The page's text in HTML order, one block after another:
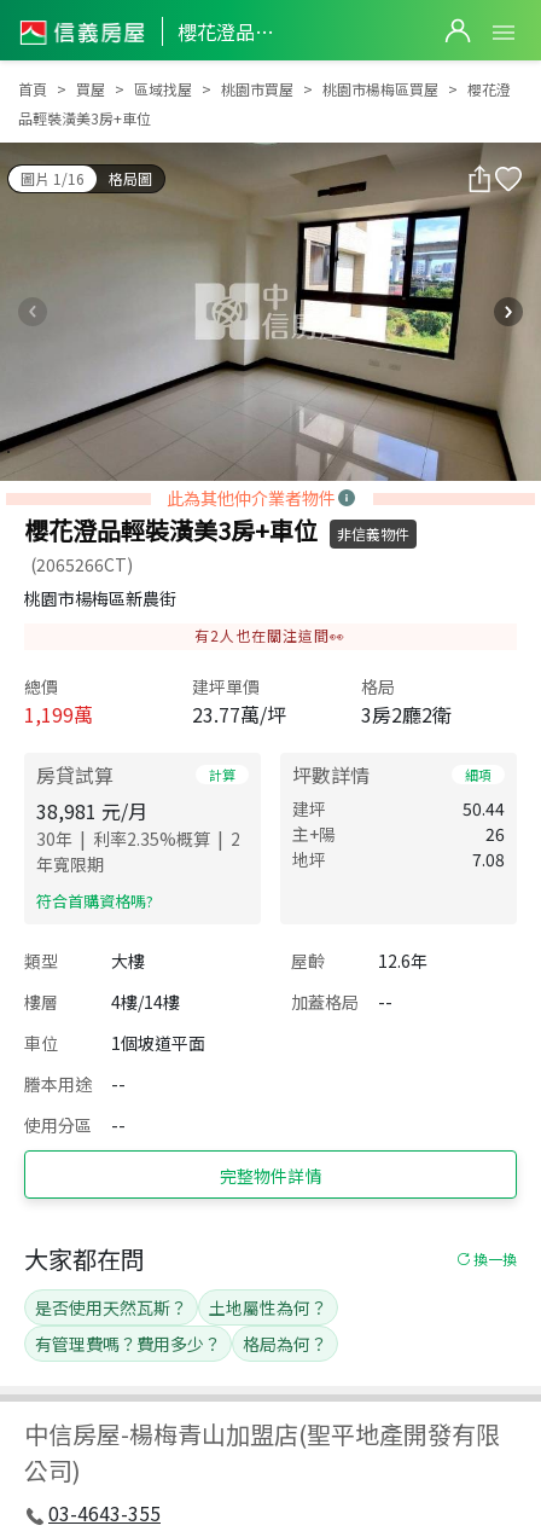
櫻花澄品輕裝潢美3房+車位
櫻花澄品輕裝潢美3房+車位
首頁 買屋 區域找屋 桃園市買屋 桃園市楊梅區買屋
櫻花澄
品輕裝潢美3房+車位
圖片 1/16 格局圖
此為其他仲介業者物件
櫻花澄品輕裝潢美3房+車位 非信義物件
(2065266CT)
桃園市楊梅區新農街
有2 人也在關注這間👀
總價
1,199萬
建坪單價
23.77萬/坪
格局
3房2廳2衛
房貸試算 計算
38,981 元/月
30年 | 利率2.35%概算 | 2
年寬限期
​符合首購資格嗎?
坪數詳情 細項
建坪
50.44
主+陽
26
地坪
7.08
類型 大樓 屋齡
12.6年
樓層
4樓/14樓 加蓋格局
--
車位
1個坡道平面
謄本用途
--
使用分區
--
完整物件詳情
中信房屋-楊梅青山加盟店(聖平地產開發有限
公司)
03-4643-355
大家都在問 換一換
是否使用天然瓦斯？
土地屬性為何？
有管理費嗎？費用多少？
格局為何？